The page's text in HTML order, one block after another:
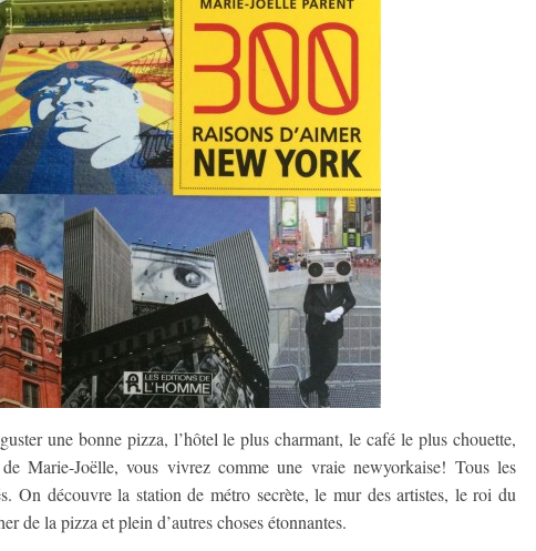
une bonne pizza, l’hôtel le plus charmant, le café le plus chouette,
Marie-Joëlle, vous vivrez comme une vraie newyorkaise! Tous les
On découvre la station de métro secrète, le mur des artistes, le roi du
de la pizza et plein d’autres choses étonnantes.